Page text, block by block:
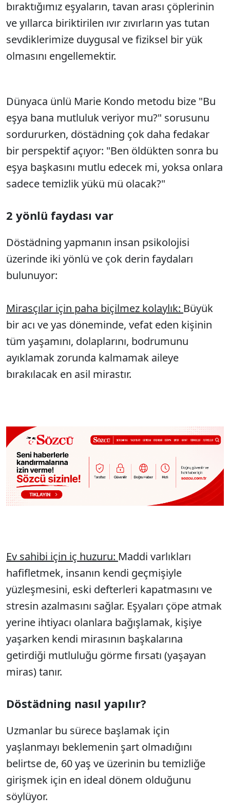
bıraktığımız eşyaların, tavan arası çöplerinin
ve yıllarca biriktirilen ıvır zıvırların yas tutan
sevdiklerimize duygusal ve fiziksel bir yük
olmasını engellemektir.
Dünyaca ünlü Marie Kondo metodu bize "Bu
eşya bana mutluluk veriyor mu?" sorusunu
sordururken, döstädning çok daha fedakar
bir perspektif açıyor: "Ben öldükten sonra bu
eşya başkasını mutlu edecek mi, yoksa onlara
sadece temizlik yükü mü olacak?"
2 yönlü faydası var
Döstädning yapmanın insan psikolojisi
üzerinde iki yönlü ve çok derin faydaları
bulunuyor:
Mirasçılar için paha biçilmez kolaylık: Büyük
bir acı ve yas döneminde, vefat eden kişinin
tüm yaşamını, dolaplarını, bodrumunu
ayıklamak zorunda kalmamak aileye
bırakılacak en asil mirastır.
Ev sahibi için iç huzuru: Maddi varlıkları
hafifletmek, insanın kendi geçmişiyle
yüzleşmesini, eski defterleri kapatmasını ve
stresin azalmasını sağlar. Eşyaları çöpe atmak
yerine ihtiyacı olanlara bağışlamak, kişiye
yaşarken kendi mirasının başkalarına
getirdiği mutluluğu görme fırsatı (yaşayan
miras) tanır.
Döstädning nasıl yapılır?
Uzmanlar bu sürece başlamak için
yaşlanmayı beklemenin şart olmadığını
belirtse de, 60 yaş ve üzerinin bu temizliğe
girişmek için en ideal dönem olduğunu
söylüyor.